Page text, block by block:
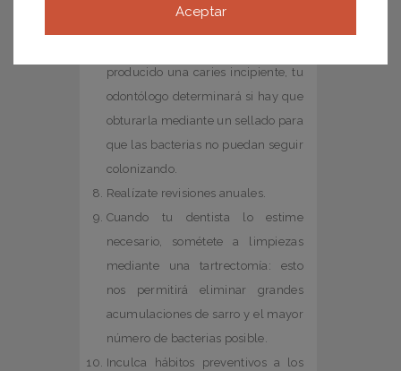
producido una caries incipiente, tu
odontólogo determinará si hay que
obturarla mediante un sellado para
que las bacterias no puedan seguir
colonizando.
Realízate revisiones anuales.
Cuando tu dentista lo estime
necesario, sométete a limpiezas
mediante una tartrectomía: esto
nos permitirá eliminar grandes
acumulaciones de sarro y el mayor
número de bacterias posible.
Inculca hábitos preventivos a los
Aceptar